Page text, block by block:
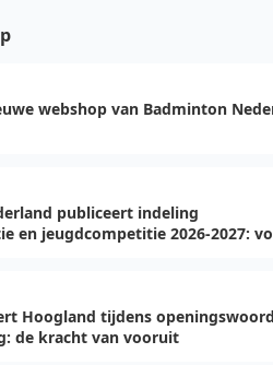
webshop van Badminton
publiceert indeling
en jeugdcompetitie 2026-2027:
Hoogland tijdens
de kracht van vooruit